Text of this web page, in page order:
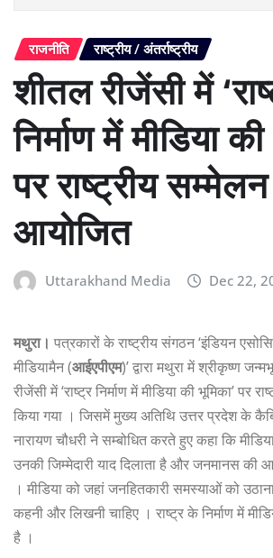
राजनीति राष्ट्रीय / अंतर्राष्ट्रीय
शीतल रीजेंसी में
निर्माण में मीडिया
पर राष्ट्रीय सम्मेलन
आयोजित
Uttarakhand Media Dec 22,
मथुरा। पत्रकारों के राष्ट्रीय संगठन ‘इंडियन
मीडियामैन (आईएपीएम)’ द्वारा मथुरा में श्रीकृष्ण
रीजेंसी में ‘राष्ट्र निर्माण में मीडिया की भूमिका’ पर
किया गया । जिसमें मुख्य अतिथि उत्तर प्रदेश के
नारायण चौधरी ने सम्बोधित करते हुए कहा कि
उनकी जिम्मेदारी याद दिलाता है और जनमानस की
। मीडिया को जहां जनहितकारी समस्याओं को उठाना
कहनी और लिखनी चाहिए । राष्ट्र के निर्माण में
है ।